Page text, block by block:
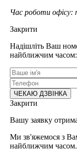
Час роботи офісу:
Закрити
Надішліть Ваш
найближчим часом:
Закрити
Вашу заявку
Ми зв'яжемося з
найближчим часом.